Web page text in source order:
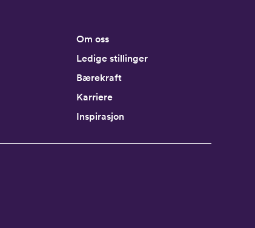
Om oss
Ledige stillinger
Bærekraft
Karriere
Inspirasjon